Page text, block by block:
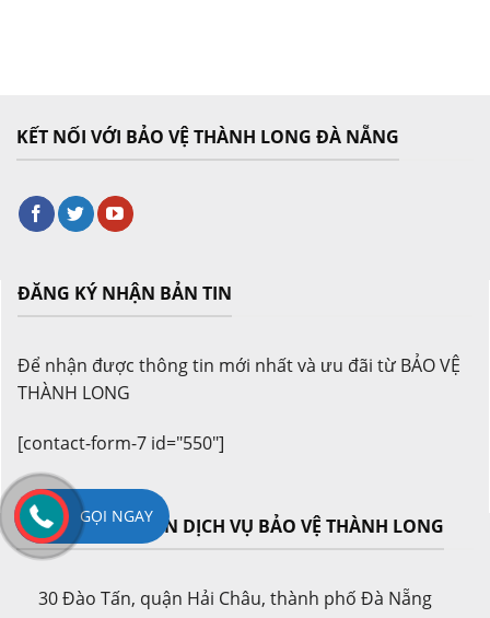
KẾT NỐI VỚI BẢO VỆ THÀNH LONG ĐÀ NẴNG
ĐĂNG KÝ NHẬN BẢN TIN
Để nhận được thông tin mới nhất và ưu đãi từ BẢO VỆ
THÀNH LONG
[contact-form-7 id="550"]
CÔNG TY CỔ PHẦN DỊCH VỤ BẢO VỆ THÀNH LONG
30 Đào Tấn, quận Hải Châu, thành phố Đà Nẵng
GỌI NGAY